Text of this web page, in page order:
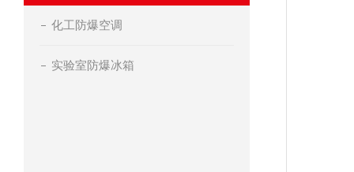
化工防爆空调
实验室防爆冰箱